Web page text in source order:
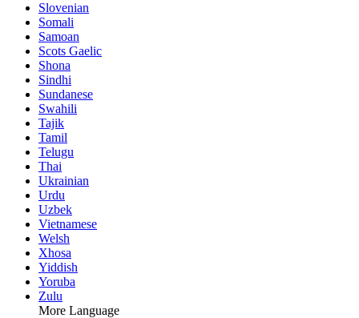
Slovenian
Somali
Samoan
Scots Gaelic
Shona
Sindhi
Sundanese
Swahili
Tajik
Tamil
Telugu
Thai
Ukrainian
Urdu
Uzbek
Vietnamese
Welsh
Xhosa
Yiddish
Yoruba
Zulu
More Language